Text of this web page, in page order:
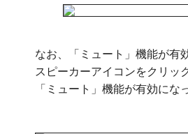
なお、「ミュート」機能が有
スピーカーアイコンをクリッ
「ミュート」機能が有効に